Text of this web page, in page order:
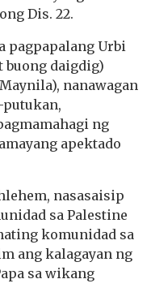
Dis. 22.
pagpapalang Urbi
buong daigdig)
nanawagan
putukan,
ng
apektado
nasasaisip
sa Palestine
komunidad sa
ang kalagayan ng
sa wikang